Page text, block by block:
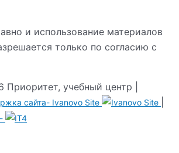
и использование материалов
только по согласию с
учебный центр |
сайта- Ivanovo Site